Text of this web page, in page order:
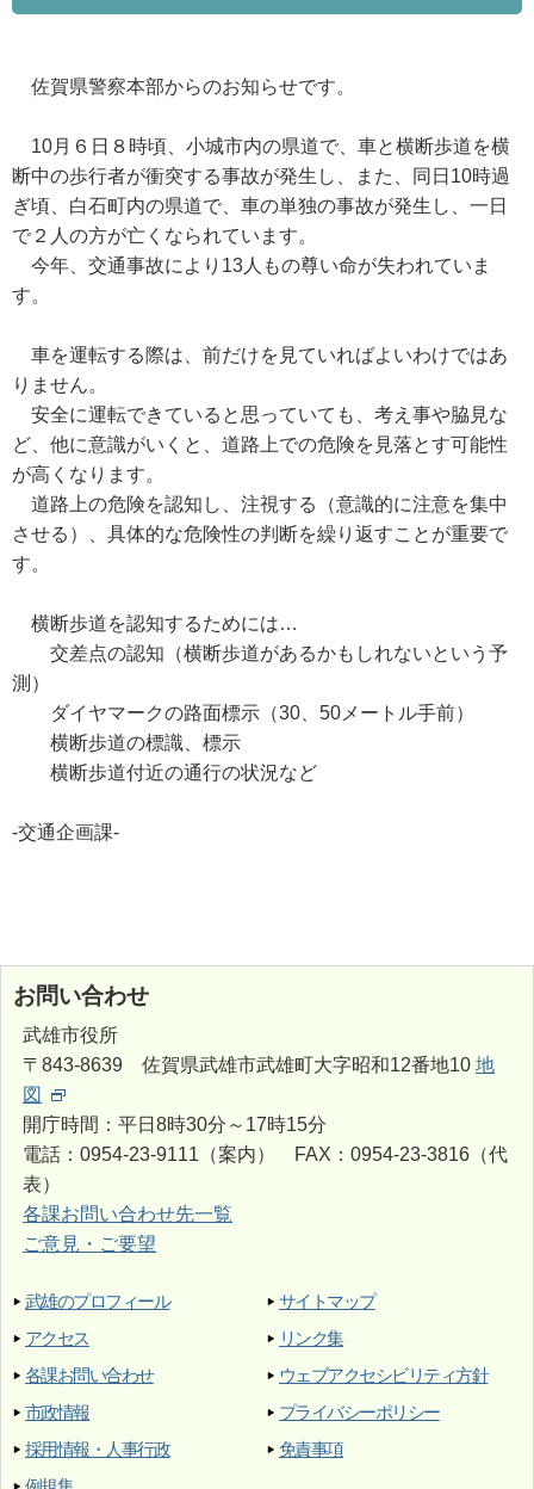
佐賀県警察本部からのお知らせです。
10月６日８時頃、小城市内の県道で、車と横断歩道を横
断中の歩行者が衝突する事故が発生し、また、同日10時過
ぎ頃、白石町内の県道で、車の単独の事故が発生し、一日
で２人の方が亡くなられています。
今年、交通事故により13人もの尊い命が失われていま
す。
車を運転する際は、前だけを見ていればよいわけではあ
りません。
安全に運転できていると思っていても、考え事や脇見な
ど、他に意識がいくと、道路上での危険を見落とす可能性
が高くなります。
道路上の危険を認知し、注視する（意識的に注意を集中
させる）、具体的な危険性の判断を繰り返すことが重要で
す。
横断歩道を認知するためには…
交差点の認知（横断歩道があるかもしれないという予
測）
ダイヤマークの路面標示（30、50メートル手前）
横断歩道の標識、標示
横断歩道付近の通行の状況など
-交通企画課-
お問い合わせ
武雄市役所
〒843-8639 佐賀県武雄市武雄町大字昭和12番地10 地
図
開庁時間：平日8時30分～17時15分
電話：0954-23-9111（案内） FAX：0954-23-3816（代
表）
各課お問い合わせ先一覧
ご意見・ご要望
武雄のプロフィール
アクセス
各課お問い合わせ
市政情報
採用情報・人事行政
サイトマップ
リンク集
ウェブアクセシビリティ方針
プライバシーポリシー
免責事項